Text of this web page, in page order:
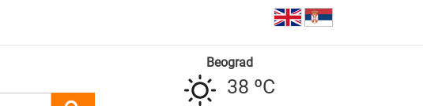
Beograd
38 ºC